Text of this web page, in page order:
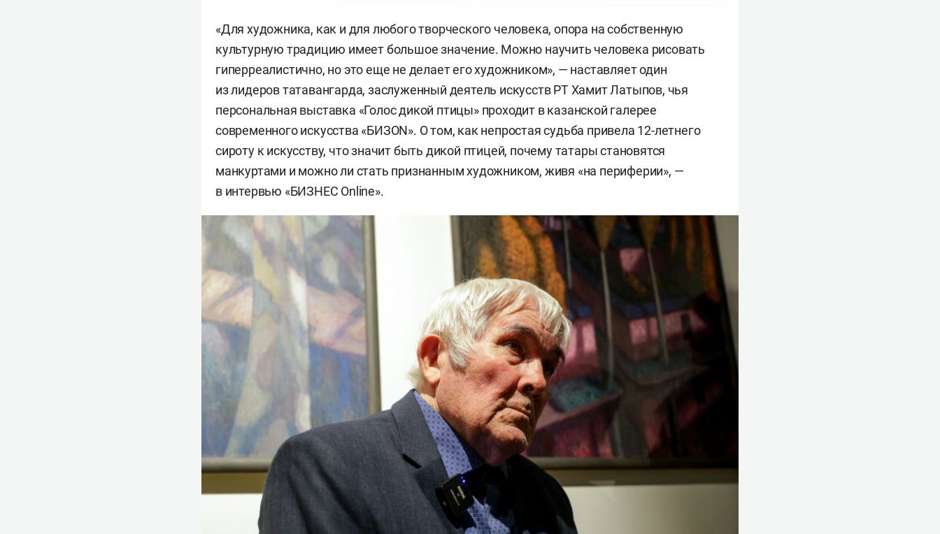
«Для художника, как и для любого творческого человека, опора на собственную
культурную традицию имеет большое значение. Можно научить человека рисовать
гиперреалистично, но это еще не делает его художником», — наставляет один
из лидеров татавангарда, заслуженный деятель искусств РТ Хамит Латыпов, чья
персональная выставка «Голос дикой птицы» проходит в казанской галерее
современного искусства «БИЗОN». О том, как непростая судьба привела 12-летнего
сироту к искусству, что значит быть дикой птицей, почему татары становятся
манкуртами и можно ли стать признанным художником, живя «на периферии», —
в интервью «БИЗНЕС Online».